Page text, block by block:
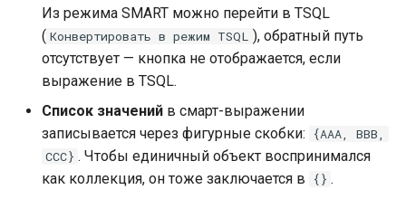
Из режима SMART можно перейти в TSQL
( Конвертировать в режим TSQL ), обратный путь
отсутствует — кнопка не отображается, если
выражение в TSQL.
Список значений в смарт-выражении
записывается через фигурные скобки:
{ААА, ВВВ,
ССС} . Чтобы единичный объект воспринимался
как коллекция, он тоже заключается в
{} .